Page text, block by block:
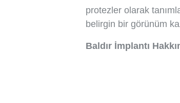
protezler olarak
belirgin bir görünüm
Baldır İmplantı